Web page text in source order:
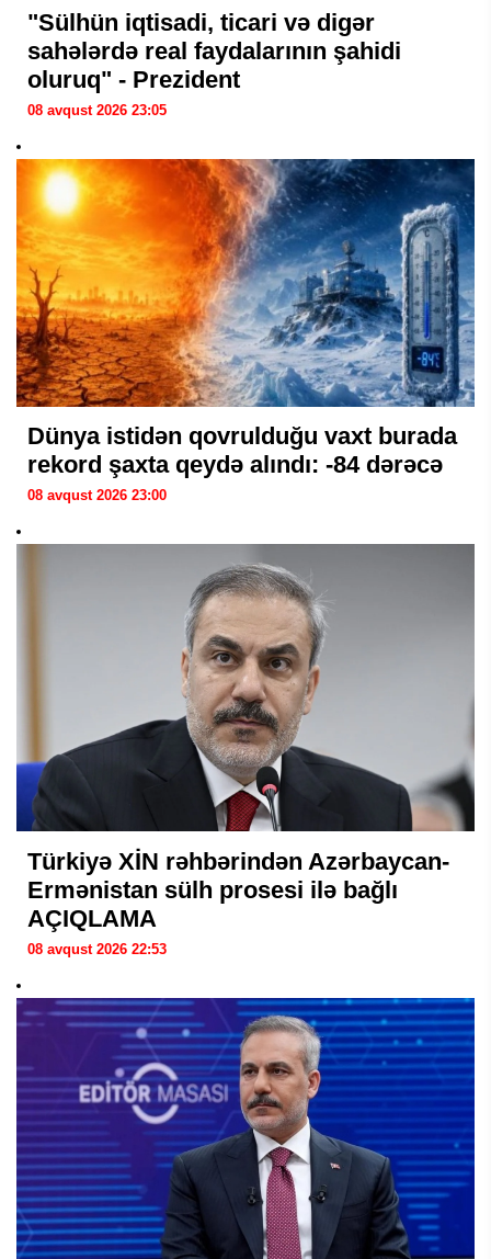
"Sülhün iqtisadi, ticari və digər
sahələrdə real faydalarının şahidi
oluruq" - Prezident
08 avqust 2026 23:05
Dünya istidən qovrulduğu vaxt burada
rekord şaxta qeydə alındı: -84 dərəcə
08 avqust 2026 23:00
Türkiyə XİN rəhbərindən Azərbaycan-
Ermənistan sülh prosesi ilə bağlı
AÇIQLAMA
08 avqust 2026 22:53